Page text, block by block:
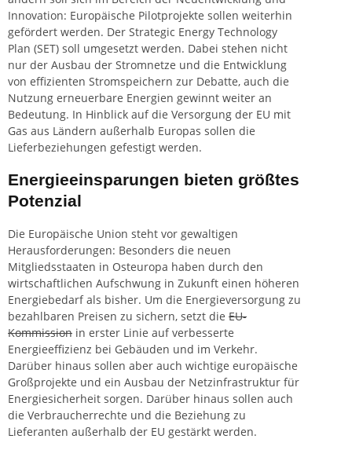
Innovation: Europäische Pilotprojekte sollen weiterhin
gefördert werden. Der Strategic Energy Technology
Plan (SET) soll umgesetzt werden. Dabei stehen nicht
nur der Ausbau der Stromnetze und die Entwicklung
von effizienten Stromspeichern zur Debatte, auch die
Nutzung erneuerbare Energien gewinnt weiter an
Bedeutung. In Hinblick auf die Versorgung der EU mit
Gas aus Ländern außerhalb Europas sollen die
Lieferbeziehungen gefestigt werden.
Energieeinsparungen bieten größtes
Potenzial
Die Europäische Union steht vor gewaltigen
Herausforderungen: Besonders die neuen
Mitgliedsstaaten in Osteuropa haben durch den
wirtschaftlichen Aufschwung in Zukunft einen höheren
Energiebedarf als bisher. Um die Energieversorgung zu
bezahlbaren Preisen zu sichern, setzt die EU-
Kommission in erster Linie auf verbesserte
Energieeffizienz bei Gebäuden und im Verkehr.
Darüber hinaus sollen aber auch wichtige europäische
Großprojekte und ein Ausbau der Netzinfrastruktur für
Energiesicherheit sorgen. Darüber hinaus sollen auch
die Verbraucherrechte und die Beziehung zu
Lieferanten außerhalb der EU gestärkt werden.